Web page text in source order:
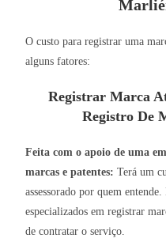
O custo para registrar uma
alguns fatores:
Registrar Marca
Registro De
Feita com o apoio de uma
marcas e patentes: Terá um
assessorado por quem
especializados em registrar
de contratar o serviço.